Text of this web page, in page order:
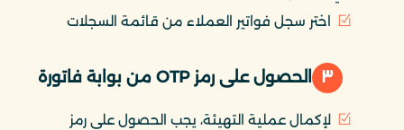
اختر سجل فواتير العملاء من قائمة السجلات
٣ الحصول على رمز OTP من بوابة فاتورة
لإكمال عملية التهيئة، يجب الحصول على رمز